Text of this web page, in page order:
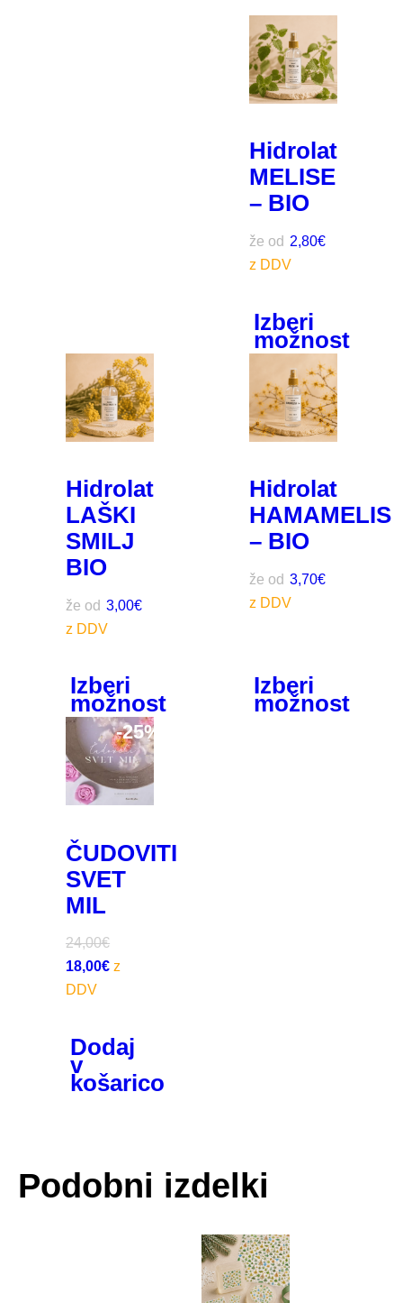
Hidrolat
MELISE
– BIO
že od 2,80€
Izberi
možnost
Hidrolat
LAŠKI
SMILJ
BIO
že od 3,00€
Izberi
možnost
Hidrolat
HAMAMELIS
– BIO
že od 3,70€
Izberi
možnost
-25%
ČUDOVITI
SVET
MIL
24,00€
18,00€
Dodaj
v
košarico
Podobni izdelki